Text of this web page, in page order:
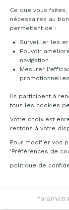
Plateforme
Ce que vous
nécessaires au
permettent de :
Surveiller les
Pouvoir
navigation.
Mesurer
Ils participent à
tous les cookies
Votre choix est
restons à votre
Pour modifier vos
'Préférences de
politique de
PROMO
Meuble de
bureauIsarco
À partir de 337,00 €